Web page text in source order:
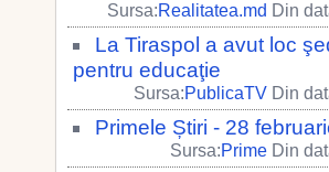
Sursa:Realitatea.md Din
La Tiraspol a avut loc
pentru educaţie
Sursa:PublicaTV Din
Primele Știri - 28
Sursa:Prime Din